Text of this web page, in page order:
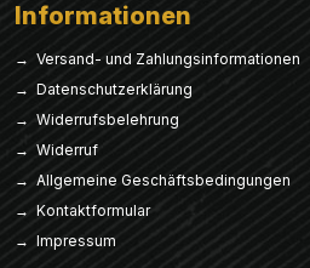
Informationen
→ Versand- und Zahlungsinformationen
→ Datenschutzerklärung
→ Widerrufsbelehrung
→ Widerruf
→ Allgemeine Geschäftsbedingungen
→ Kontaktformular
→ Impressum